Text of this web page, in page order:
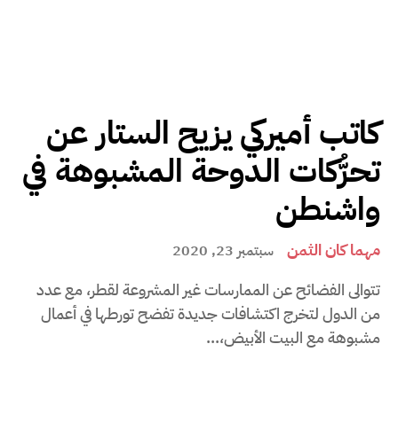
كاتب أميركي يزيح الستار عن
تحرُّكات الدوحة المشبوهة في
واشنطن
مهما كان الثمن سبتمبر 23, 2020
تتوالى الفضائح عن الممارسات غير المشروعة لقطر، مع عدد
من الدول لتخرج اكتشافات جديدة تفضح تورطها في أعمال
مشبوهة مع البيت الأبيض،...